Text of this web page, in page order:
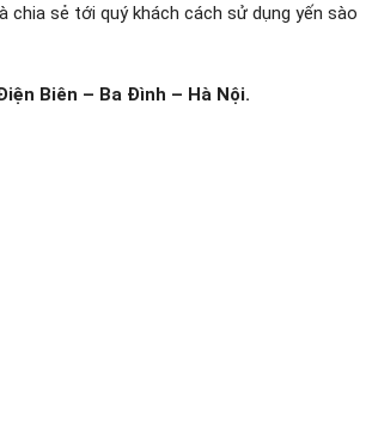
sẻ tới quý khách cách sử dụng yến sào
Biên – Ba Đình – Hà Nội.